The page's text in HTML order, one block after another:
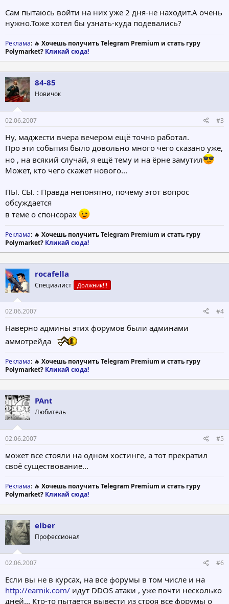
Сам пытаюсь войти на них уже 2 дня-не находит.А очень
нужно.Тоже хотел бы узнать-куда подевались?
Реклама: 🔥 Хочешь получить Telegram Premium и стать гуру
Polymarket? Кликай сюда!
84-85
Новичок
02.06.2007 #3
Ну, маджести вчера вечером ещё точно работал.
Про эти события было довольно много чего сказано уже,
но , на всякий случай, я ещё тему и на ёрне замутил
Может, кто чего скажет нового...
ПЫ. СЫ. : Правда непонятно, почему этот вопрос
обсуждается
в теме о спонсорах
Реклама: 🔥 Хочешь получить Telegram Premium и стать гуру
Polymarket? Кликай сюда!
rocafella
Специалист Должник!!!
02.06.2007 #4
Наверно админы этих форумов были админами
аммотрейда
Реклама: 🔥 Хочешь получить Telegram Premium и стать гуру
Polymarket? Кликай сюда!
PAnt
Любитель
02.06.2007 #5
может все стояли на одном хостинге, а тот прекратил
своё существование...
Реклама: 🔥 Хочешь получить Telegram Premium и стать гуру
Polymarket? Кликай сюда!
elber
Профессионал
02.06.2007 #6
Если вы не в курсах, на все форумы в том числе и на
http://earnik.com/ идут DDOS атаки , уже почти несколько
дней... Кто-то пытается вывести из строя все форумы о